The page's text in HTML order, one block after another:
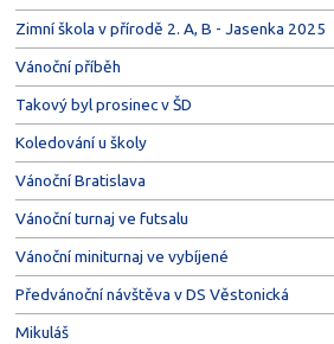
Zimní škola v přírodě 2. A, B - Jasenka 2025
Vánoční příběh
Takový byl prosinec v ŠD
Koledování u školy
Vánoční Bratislava
Vánoční turnaj ve futsalu
Vánoční miniturnaj ve vybíjené
Předvánoční návštěva v DS Věstonická
Mikuláš